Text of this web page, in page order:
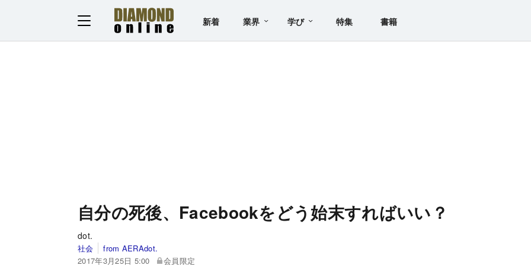
新着 業界 学び 特集 書籍
自分の死後、Facebookをどう始末すればいい？
dot.
社会
from AERAdot.
2017年3月25日 5:00
会員限定